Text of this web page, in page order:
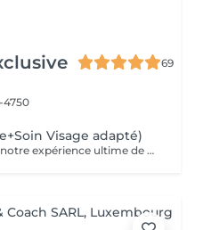
69
4750
Visage adapté)
Rechargez corps et esprit avec notre expérience ultime de détente : un massage apaisant suivi d'un soin visage personnalisé pour une revitalisation totale.